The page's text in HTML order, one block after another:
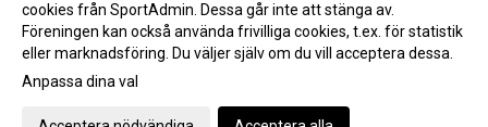
Välkommen till IBF Västerås nya hemsida! 2015-08-17 18:45
Gå till Webbversion
cookies från SportAdmin. Dessa går inte att stänga av.
Föreningen kan också använda frivilliga cookies, t.ex. för statistik
eller marknadsföring. Du väljer själv om du vill acceptera dessa.
Anpassa dina val